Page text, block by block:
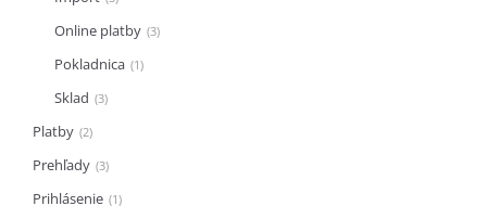
Online platby 3
Pokladnica 1
Sklad 3
Platby 2
Prehľady 3
Prihlásenie 1